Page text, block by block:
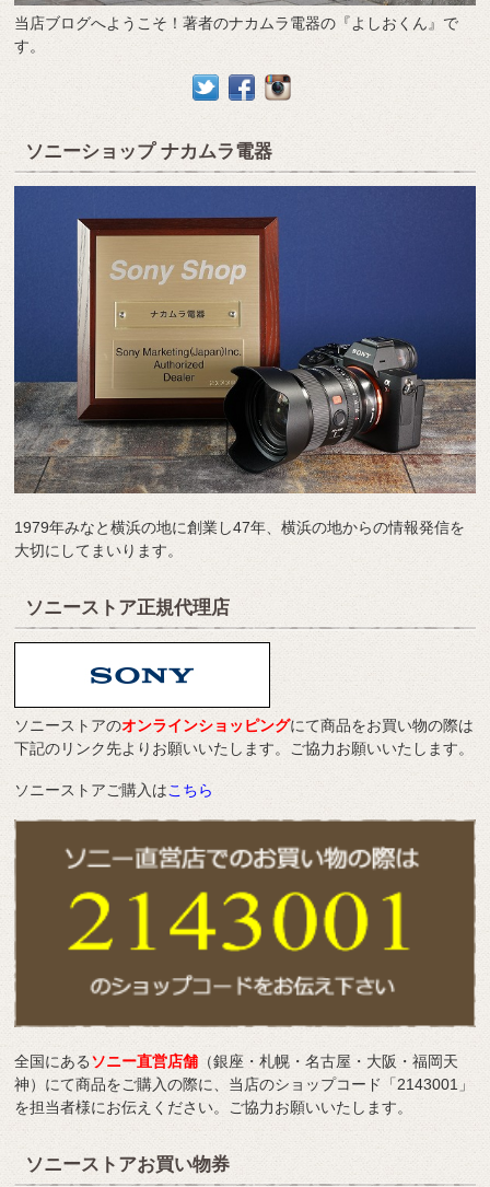
当店ブログへようこそ！著者のナカムラ電器の『よしおくん』で
す。
ソニーショップ ナカムラ電器
1979年みなと横浜の地に創業し47年、横浜の地からの情報発信を
大切にしてまいります。
ソニーストア正規代理店
ソニーストアのオンラインショッピングにて商品をお買い物の際は
下記のリンク先よりお願いいたします。ご協力お願いいたします。
ソニーストアご購入はこちら
全国にあるソニー直営店舗 （銀座・札幌・名古屋・大阪・福岡天
神）にて商品をご購入の際に、当店のショップコード「2143001」
を担当者様にお伝えください。ご協力お願いいたします。
ソニーストアお買い物券